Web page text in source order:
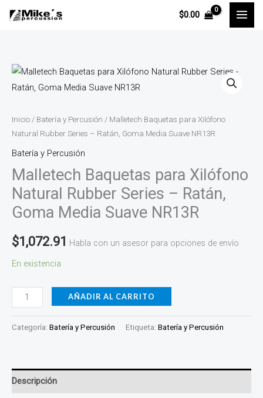
$0.00
Inicio / Batería y Percusión / Malletech Baquetas para Xilófono
Natural Rubber Series – Ratán, Goma Media Suave NR13R
Batería y Percusión
Malletech Baquetas para Xilófono
Natural Rubber Series – Ratán,
Goma Media Suave NR13R
$1,072.91 Habla con un asesor para opciones de envío
En existencia
Malletech
Baquetas
Xilófono
Natural
Rubber
Series
-
Ratán,
Goma
Suave
NR13R
AÑADIR AL CARRITO
Categoría: Batería y Percusión Etiqueta: Batería y Percusión
Descripción